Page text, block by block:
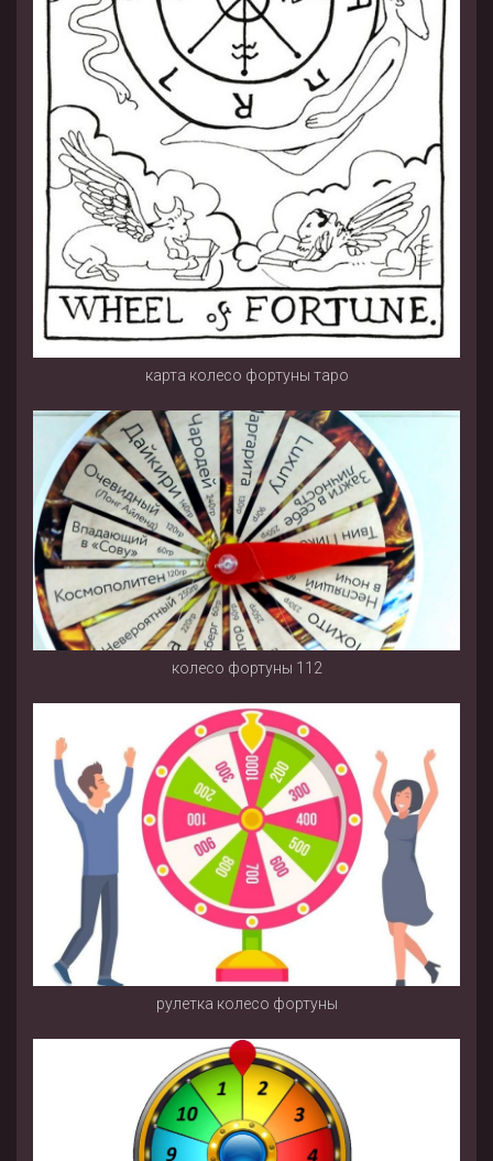
карта колесо фортуны таро
колесо фортуны 112
рулетка колесо фортуны